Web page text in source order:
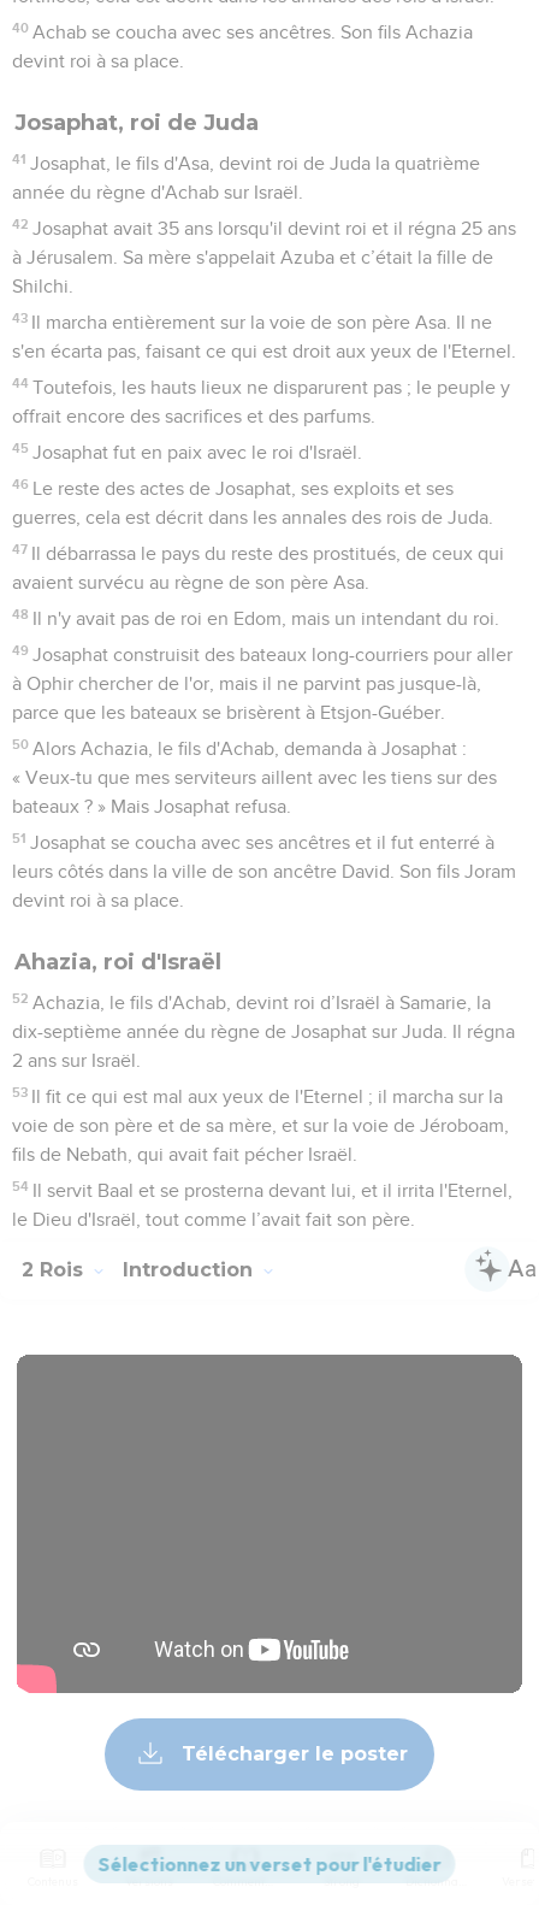
40 Achab se coucha avec ses ancêtres. Son fils Achazia
devint roi à sa place.
Josaphat, roi de Juda
41 Josaphat, le fils d'Asa, devint roi de Juda la quatrième
année du règne d'Achab sur Israël.
42 Josaphat avait 35 ans lorsqu'il devint roi et il régna 25 ans
à Jérusalem. Sa mère s'appelait Azuba et c’était la fille de
Shilchi.
43 Il marcha entièrement sur la voie de son père Asa. Il ne
s'en écarta pas, faisant ce qui est droit aux yeux de l'Eternel.
44 Toutefois, les hauts lieux ne disparurent pas ; le peuple y
offrait encore des sacrifices et des parfums.
45 Josaphat fut en paix avec le roi d'Israël.
46 Le reste des actes de Josaphat, ses exploits et ses
guerres, cela est décrit dans les annales des rois de Juda.
47 Il débarrassa le pays du reste des prostitués, de ceux qui
avaient survécu au règne de son père Asa.
48 Il n'y avait pas de roi en Edom, mais un intendant du roi.
49 Josaphat construisit des bateaux long-courriers pour aller
à Ophir chercher de l'or, mais il ne parvint pas jusque-là,
parce que les bateaux se brisèrent à Etsjon-Guéber.
50 Alors Achazia, le fils d'Achab, demanda à Josaphat :
« Veux-tu que mes serviteurs aillent avec les tiens sur des
bateaux ? » Mais Josaphat refusa.
51 Josaphat se coucha avec ses ancêtres et il fut enterré à
leurs côtés dans la ville de son ancêtre David. Son fils Joram
devint roi à sa place.
Ahazia, roi d'Israël
52 Achazia, le fils d'Achab, devint roi d’Israël à Samarie, la
dix-septième année du règne de Josaphat sur Juda. Il régna
2 ans sur Israël.
53 Il fit ce qui est mal aux yeux de l'Eternel ; il marcha sur la
voie de son père et de sa mère, et sur la voie de Jéroboam,
fils de Nebath, qui avait fait pécher Israël.
54 Il servit Baal et se prosterna devant lui, et il irrita l'Eternel,
le Dieu d'Israël, tout comme l’avait fait son père.
2 Rois Introduction
Télécharger le poster
Versions Commentaires Strong